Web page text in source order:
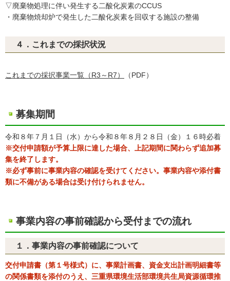
▽廃棄物処理に伴い発生する二酸化炭素のCCUS
・廃棄物焼却炉で発生した二酸化炭素を回収する施設の整備
４．これまでの採択状況
これまでの採択事業一覧（R3～R7） （PDF）
募集期間
令和８年７月１日（水）から令和８年８月２８日（金）１６時必着
※交付申請額が予算上限に達した場合、上記期間に関わらず追加募
集を終了します。
※必ず事前に事業内容の確認を受けてください。事業内容や添付書
類に不備がある場合は受け付けられません。
事業内容の事前確認から受付までの流れ
１．事業内容の事前確認について
交付申請書（第１号様式）に、事業計画書、資金支出計画明細書等
の関係書類を添付のうえ、三重県環境生活部環境共生局資源循環推